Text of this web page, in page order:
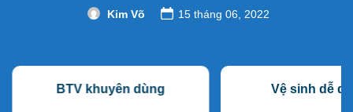
Kim Võ 15 tháng 06, 2022
BTV khuyên dùng Vệ sinh dễ